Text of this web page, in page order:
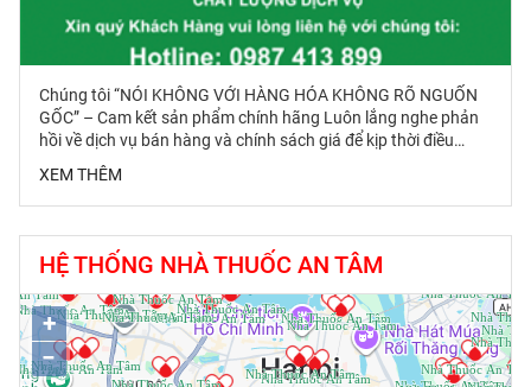
Chúng tôi “NÓI KHÔNG VỚI HÀNG HÓA KHÔNG RÕ NGUỐN
GỐC” – Cam kết sản phẩm chính hãng Luôn lắng nghe phản
hồi về dịch vụ bán hàng và chính sách giá để kịp thời điều
chỉnh, mang đến Dịch vụ bán hàng tốt nhất và giá cạnh tranh
nhất Các chương trình Tích điểm khách hàng thân thiết,
Khuyến mại các sản phẩm giá tốt… luôn được triển khai liên
hệ thống An Tâm An Tâm luôn chủ động Kiểm nghiệm định kì
các sản phẩm – sẵn sàng cung cấp thông tin khi Khách hàng
có nhu cầu tìm hiểu
XEM THÊM
HỆ THỐNG NHÀ THUỐC AN TÂM
+
−